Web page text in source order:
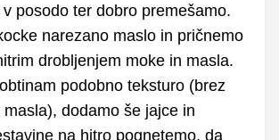
posodo ter dobro premešamo.
narezano maslo in pričnemo
drobljenjem moke in masla.
podobno teksturo (brez
dodamo še jajce in
na hitro pognetemo, da